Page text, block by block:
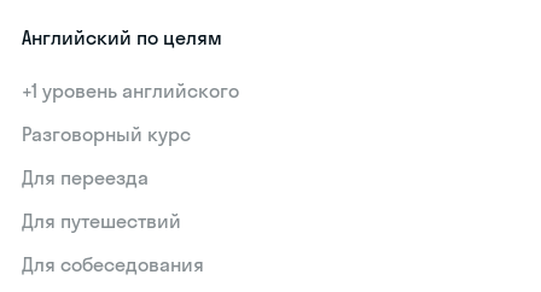
Английский по целям
+1 уровень английского
Разговорный курс
Для переезда
Для путешествий
Для собеседования